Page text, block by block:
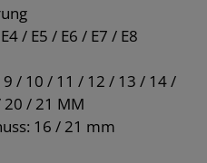
/ E5 / E6 / E7 / E8
/ 10 / 11 / 12 / 13 / 14 /
/ 21 MM
16 / 21 mm